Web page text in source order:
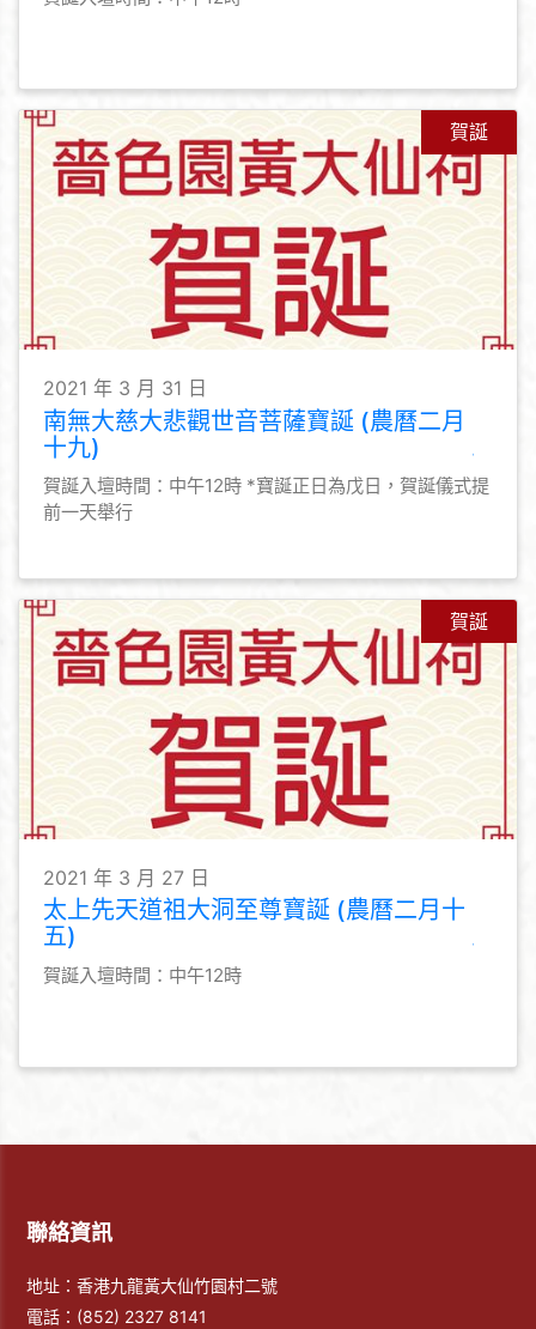
賀誕
2021 年 3 月 31 日
南無大慈大悲觀世音菩薩寶誕 (農曆二月
十九)
賀誕入壇時間：中午12時 *寶誕正日為戊日，賀誕儀式提
前一天舉行
賀誕
2021 年 3 月 27 日
太上先天道祖大洞至尊寶誕 (農曆二月十
五)
賀誕入壇時間：中午12時
聯絡資訊
地址：香港九龍黃大仙竹園村二號
電話： (852) 2327 8141